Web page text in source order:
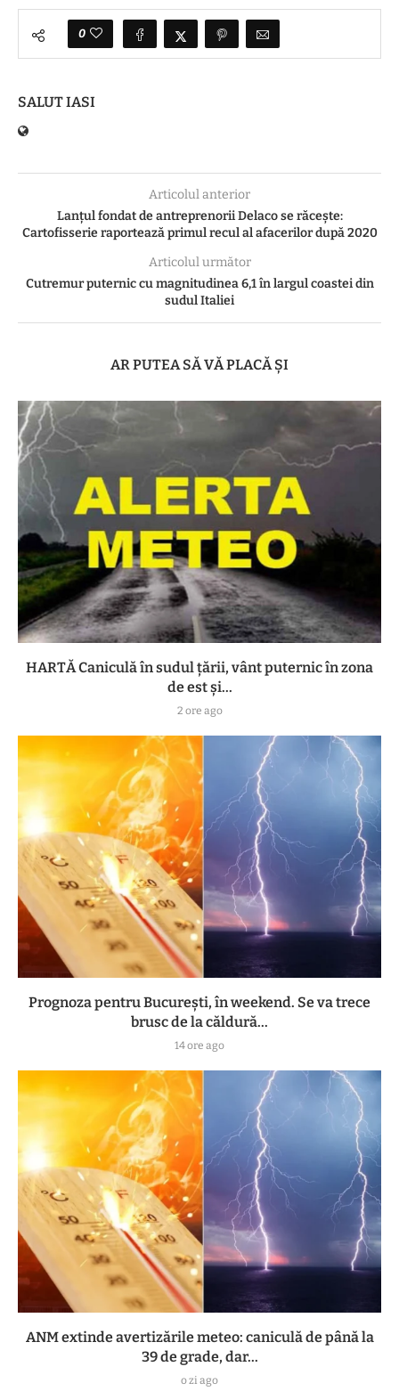
0
SALUT IASI
Articolul anterior
Lanțul fondat de antreprenorii Delaco se răcește:
Cartofisserie raportează primul recul al afacerilor după 2020
Articolul următor
Cutremur puternic cu magnitudinea 6,1 în largul coastei din
sudul Italiei
AR PUTEA SĂ VĂ PLACĂ ȘI
HARTĂ Caniculă în sudul țării, vânt puternic în zona
de est și...
2 ore ago
Prognoza pentru București, în weekend. Se va trece
brusc de la căldură...
14 ore ago
ANM extinde avertizările meteo: caniculă de până la
39 de grade, dar...
o zi ago